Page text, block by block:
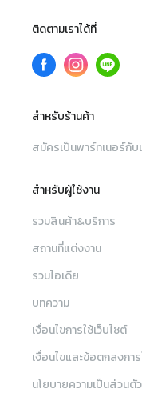
ติดตามเราได้ที่
สำหรับร้านค้า
สมัครเป็นพาร์ทเนอร์กับ
สำหรับผู้ใช้งาน
รวมสินค้า&บริการ
สถานที่แต่งงาน
รวมไอเดีย
บทความ
เงื่อนไขการใช้เว็บไซต์
เงื่อนไขและข้อตกลงกา
นโยบายความเป็นส่วนตัว